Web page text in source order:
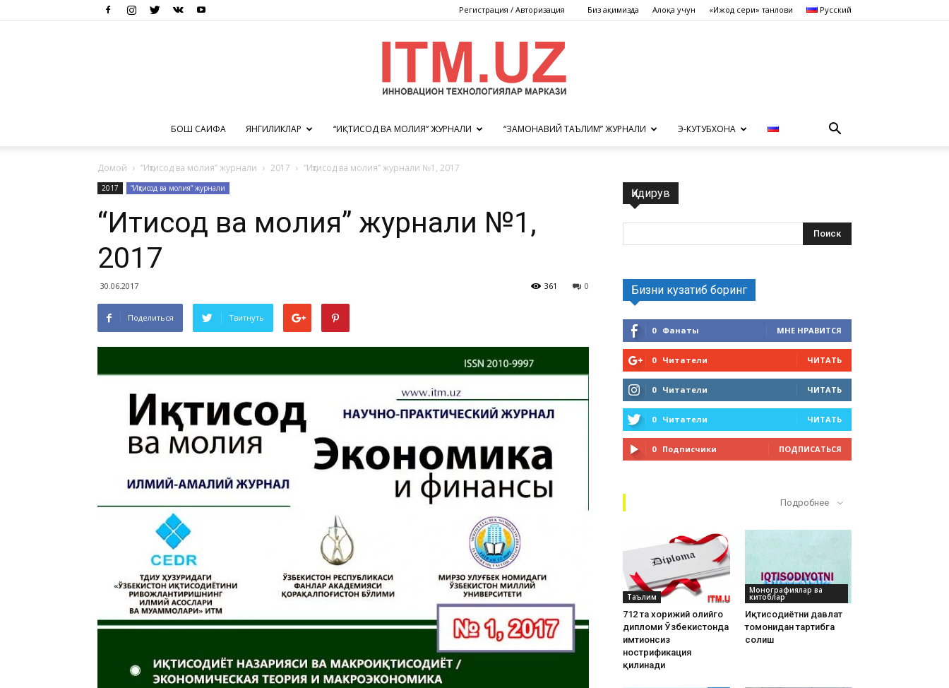
Регистрация / Авторизация Биз ҳақимизда Алоқа учун «Ижод сеҳри» танлови Русский
технологиялар
БОШ САҲИФА ЯНГИЛИКЛАР “ИҚТИСОД ВА МОЛИЯ” ЖУРНАЛИ “ЗАМОНАВИЙ ТАЪЛИМ” ЖУРНАЛИ Э-КУТУБХОНА
Домой “Иқтисод ва молия” журнали 2017 “Иқтисод ва молия” журнали №1, 2017
2017 “Иқтисод ва молия” журнали
“Иқтисод ва молия” журнали №1,
2017
30.06.2017 0
361
Поделиться Твитнуть
Қидирув
Бизни кузатиб боринг
0 Фанаты МНЕ НРАВИТСЯ
0 Читатели ЧИТАТЬ
0 Читатели ЧИТАТЬ
0 Читатели ЧИТАТЬ
0 Подписчики ПОДПИСАТЬСЯ
Подробнее
Таълим
712 та хорижий олийгоҳ
дипломи Ўзбекистонда
имтиҳонсиз
нострификация
қилинади
Монографиялар ва
китоблар
Иқтисодиётни давлат
томонидан тартибга
солиш